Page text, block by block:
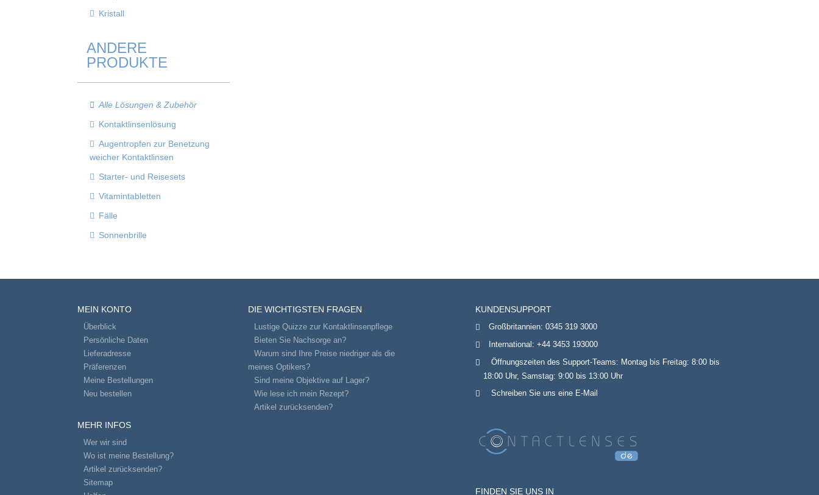
Kristall
ANDERE
PRODUKTE
Alle Lösungen & Zubehör
Kontaktlinsenlösung
Augentropfen zur Benetzung
weicher Kontaktlinsen
Starter- und Reisesets
Vitamintabletten
Fälle
Sonnenbrille
MEIN KONTO
Überblick
Persönliche Daten
Lieferadresse
Präferenzen
Meine Bestellungen
Neu bestellen
MEHR INFOS
Wer wir sind
Wo ist meine Bestellung?
Artikel zurücksenden?
Sitemap
DIE WICHTIGSTEN FRAGEN
Lustige Quizze zur Kontaktlinsenpflege
Bieten Sie Nachsorge an?
Warum sind Ihre Preise niedriger als die
meines Optikers?
Sind meine Objektive auf Lager?
Wie lese ich mein Rezept?
Artikel zurücksenden?
KUNDENSUPPORT
Großbritannien:0345 319 3000
International:+44 3453 193000
Öffnungszeiten des Support-Teams: Montag bis Freitag: 8:00 bis
18:00 Uhr, Samstag: 9:00 bis 13:00 Uhr
Schreiben Sie uns eine E-Mail
FINDEN SIE UNS IN